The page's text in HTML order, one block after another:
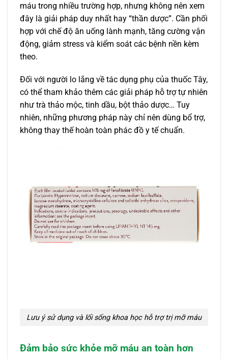
máu trong nhiều trường hợp, nhưng không nên xem
đây là giải pháp duy nhất hay “thần dược”. Cần phối
hợp với chế độ ăn uống lành mạnh, tăng cường vận
động, giảm stress và kiểm soát các bệnh nền kèm
theo.
Đối với người lo lắng về tác dụng phụ của thuốc Tây,
có thể tham khảo thêm các giải pháp hỗ trợ tự nhiên
như trà thảo mộc, tinh dầu, bột thảo dược… Tuy
nhiên, những phương pháp này chỉ nên dùng bổ trợ,
không thay thế hoàn toàn phác đồ y tế chuẩn.
Lưu ý sử dụng và lối sống khoa học hỗ trợ trị mỡ máu
Đảm bảo sức khỏe mỡ máu an toàn hơn